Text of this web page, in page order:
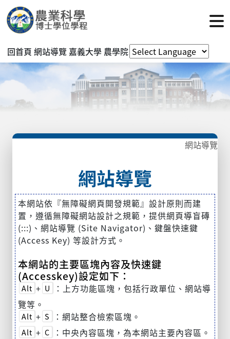
回首頁 網站導覽 嘉義大學 農學院
網站導覽
網站導覽
本網站依『無障礙網頁開發規範』設計原則而建
置，遵循無障礙網站設計之規範，提供網頁導盲磚
(:::)、網站導覽 (Site Navigator)、鍵盤快速鍵
(Access Key) 等設計方式。
本網站的主要區塊內容及快速鍵
(Accesskey)設定如下：
Alt + U
：上方功能區塊，包括行政單位、網站導
覽等。
Alt + S ：網站整合檢索區塊。
Alt + C ：中央內容區塊，為本網站主要內容區。